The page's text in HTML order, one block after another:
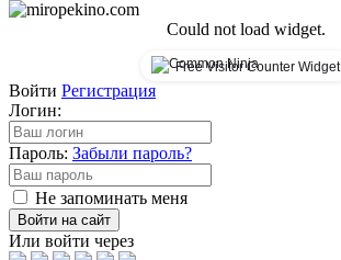
Could not load widget.
Free Visitor Counter Widget
Войти Регистрация
Логин:
Пароль: Забыли пароль?
Не запоминать меня
Войти на сайт
Или войти через